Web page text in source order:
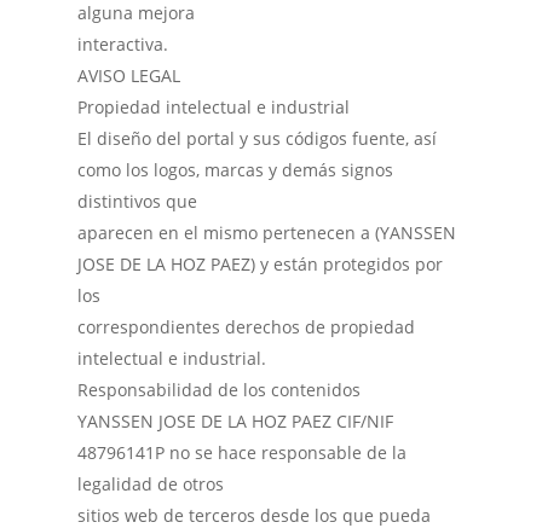
alguna mejora
interactiva.
AVISO LEGAL
Propiedad intelectual e industrial
El diseño del portal y sus códigos fuente, así
como los logos, marcas y demás signos
distintivos que
aparecen en el mismo pertenecen a (YANSSEN
JOSE DE LA HOZ PAEZ) y están protegidos por
los
correspondientes derechos de propiedad
intelectual e industrial.
Responsabilidad de los contenidos
YANSSEN JOSE DE LA HOZ PAEZ CIF/NIF
48796141P no se hace responsable de la
legalidad de otros
sitios web de terceros desde los que pueda